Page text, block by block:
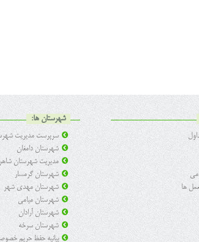
شهرستان ها:
سرپرست مدیریت
شهرستان دامغان
مدیریت شهرستان
شهرستان گرمسار
شهرستان مهدی شهر
شهرستان میامی
شهرستان آرادان
شهرستان سرخه
بیانیه حفظ حریم
ها